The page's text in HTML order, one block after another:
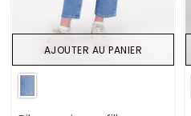
AJOUTER AU PANIER